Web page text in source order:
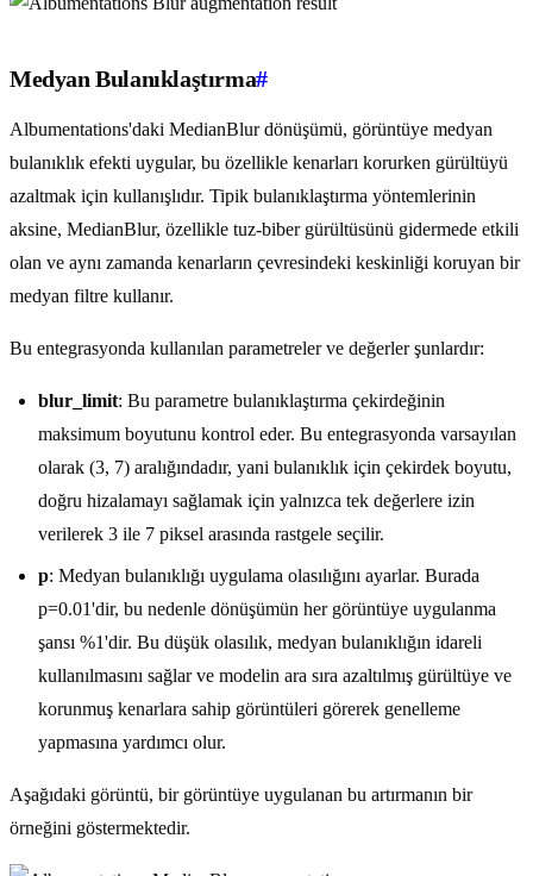
Medyan Bulanıklaştırma#
Albumentations'daki MedianBlur dönüşümü, görüntüye medyan
bulanıklık efekti uygular, bu özellikle kenarları korurken gürültüyü
azaltmak için kullanışlıdır. Tipik bulanıklaştırma yöntemlerinin
aksine, MedianBlur, özellikle tuz-biber gürültüsünü gidermede etkili
olan ve aynı zamanda kenarların çevresindeki keskinliği koruyan bir
medyan filtre kullanır.
Bu entegrasyonda kullanılan parametreler ve değerler şunlardır:
blur_limit: Bu parametre bulanıklaştırma çekirdeğinin
maksimum boyutunu kontrol eder. Bu entegrasyonda varsayılan
olarak (3, 7) aralığındadır, yani bulanıklık için çekirdek boyutu,
doğru hizalamayı sağlamak için yalnızca tek değerlere izin
verilerek 3 ile 7 piksel arasında rastgele seçilir.
p: Medyan bulanıklığı uygulama olasılığını ayarlar. Burada
p=0.01'dir, bu nedenle dönüşümün her görüntüye uygulanma
şansı %1'dir. Bu düşük olasılık, medyan bulanıklığın idareli
kullanılmasını sağlar ve modelin ara sıra azaltılmış gürültüye ve
korunmuş kenarlara sahip görüntüleri görerek genelleme
yapmasına yardımcı olur.
Aşağıdaki görüntü, bir görüntüye uygulanan bu artırmanın bir
örneğini göstermektedir.